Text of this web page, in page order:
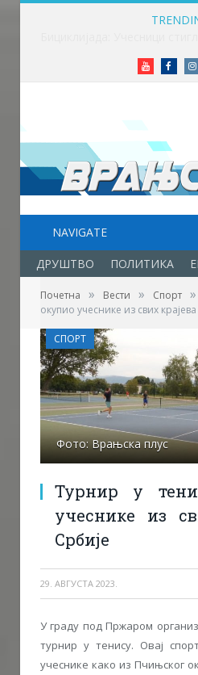
Youtube
NAVIGATE
ДРУШТВО ПОЛИТИКА
Почетна » Вести » Спорт »
окупио учеснике из свих
Фото: Врањска плус
Турнир у
учеснике из
Србије
29. АВГУСТА 2023.
СПОРТ
У граду под Пржаром
турнир у тенису. Овај
учеснике како из Пчињског